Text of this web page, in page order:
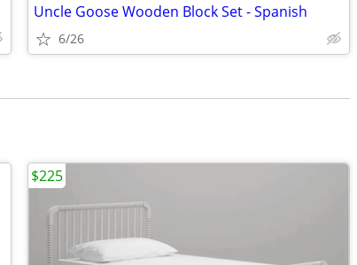
Uncle Goose Wooden Block Set - Spanish
6/26
$225